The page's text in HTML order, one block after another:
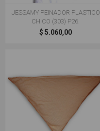
JESSAMY PEINADOR PLASTICO
CHICO (303) P26.
$ 5.060,00